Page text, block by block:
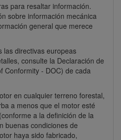
para resaltar información.
sobre información mecánica
general que merece
las directivas europeas
consulte la Declaración de
Conformity - DOC) de cada
en cualquier terreno forestal,
a menos que el motor esté
a la definición de la
buenas condiciones de
haya sido fabricado,